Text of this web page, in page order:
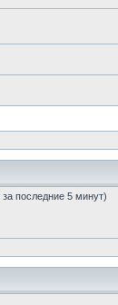
за последние 5 минут)